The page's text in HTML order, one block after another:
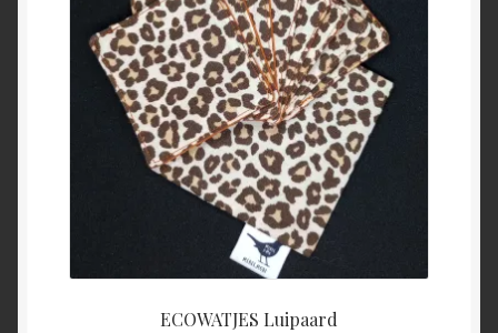
ECOWATJES Luipaard